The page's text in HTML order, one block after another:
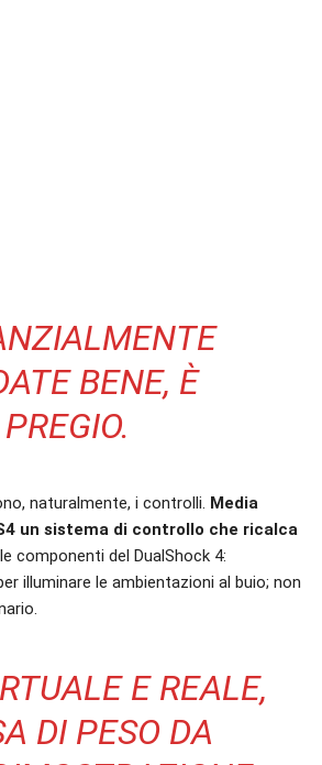
BENE, È
naturalmente, i controlli. Media
un sistema di controllo che ricalca
componenti del DualShock 4:
illuminare le ambientazioni al buio; non
E REALE,
DI PESO DA